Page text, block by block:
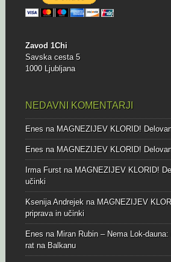
Zavod 1Chi
Savska cesta 5
1000 Ljubljana
NEDAVNI KOMENTARJI
Enesna MAGNEZIJEV KLORID!
Enesna MAGNEZIJEV KLORID!
Irma Furstna MAGNEZIJEV KLORID!
učinki
Ksenija Andrejekna MAGNEZIJEV
priprava in učinki
Enesna Miran Rubin – Nema Lok-
rat na Balkanu